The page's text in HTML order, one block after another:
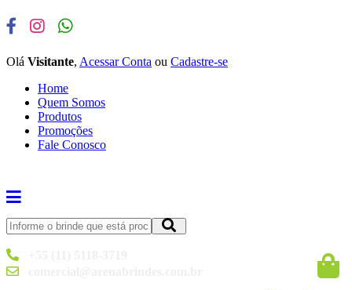
Olá Visitante, Acessar Conta ou Cadastre-se
Home
Quem Somos
Produtos
Promoções
Fale Conosco